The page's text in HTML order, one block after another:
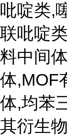
吡啶类,
联吡啶
料中间
体,MOF
体,均苯
其衍生